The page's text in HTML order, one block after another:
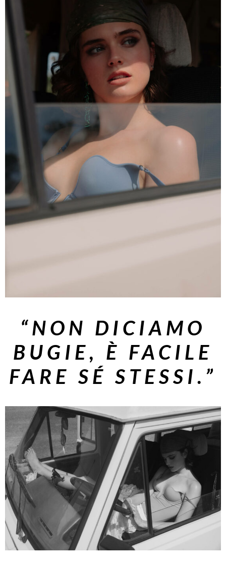
“NON DICIAMO
BUGIE, È FACILE
FARE SÉ STESSI.”